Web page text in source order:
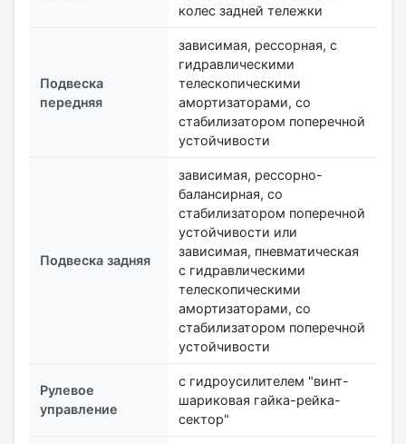
колес задней тележки
Подвеска
передняя
зависимая, рессорная, с
гидравлическими
телескопическими
амортизаторами, со
стабилизатором поперечной
устойчивости
Подвеска задняя
зависимая, рессорно-
балансирная, со
стабилизатором поперечной
устойчивости или
зависимая, пневматическая
с гидравлическими
телескопическими
амортизаторами, со
стабилизатором поперечной
устойчивости
Рулевое
управление
с гидроусилителем "винт-
шариковая гайка-рейка-
сектор"